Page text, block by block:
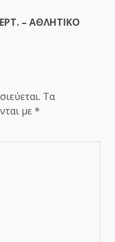
– ΑΘΛΗΤΙΚΟ
Τα
με *